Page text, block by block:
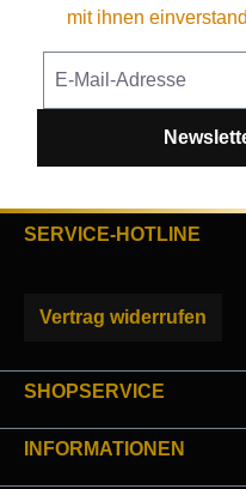
mit ihnen
SERVICE-HOTLINE
Vertrag widerrufen
SHOPSERVICE
INFORMATIONEN